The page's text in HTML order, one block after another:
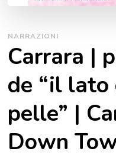
NARRAZIONI
Carrara |
de “il
pelle” |
Down